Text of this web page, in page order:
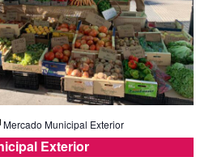
Mercado Municipal Exterior
Exterior